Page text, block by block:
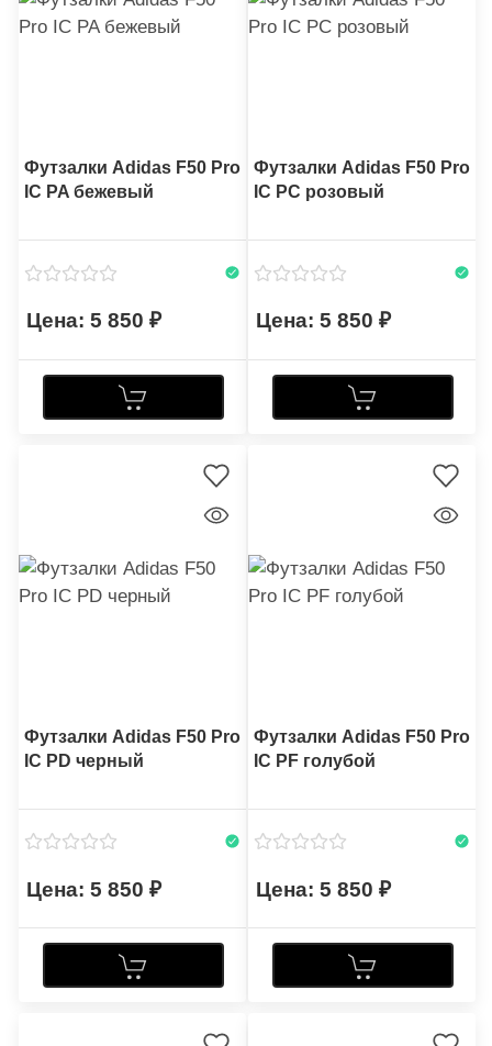
Футзалки Adidas F50 Pro
IC PA бежевый
5 850
Футзалки Adidas F50 Pro
IC PC розовый
5 850
Футзалки Adidas F50 Pro
IC PD черный
5 850
Футзалки Adidas F50 Pro
IC PF голубой
5 850